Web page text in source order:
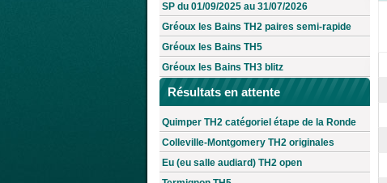
SP du 01/09/2025 au 31/07/2026
Gréoux les Bains TH2 paires semi-rapide
Gréoux les Bains TH5
Gréoux les Bains TH3 blitz
Résultats en attente
Quimper TH2 catégoriel étape de la Ronde
Colleville-Montgomery TH2 originales
Eu (eu salle audiard) TH2 open